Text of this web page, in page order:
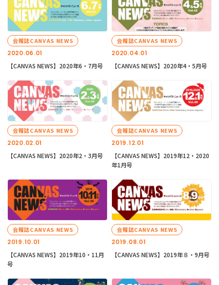
2020.06.01
会報誌CANVAS NEWS
【CANVAS NEWS】2020年6・7月号
2020.04.01
会報誌CANVAS NEWS
【CANVAS NEWS】2020年4・5月号
2020.02.01
会報誌CANVAS NEWS
【CANVAS NEWS】2020年2・3月号
2019.12.01
会報誌CANVAS NEWS
【CANVAS NEWS】2019年12・2020
年1月号
2019.10.01
会報誌CANVAS NEWS
【CANVAS NEWS】2019年10・11月
号
2019.08.01
会報誌CANVAS NEWS
【CANVAS NEWS】2019年８・9月号